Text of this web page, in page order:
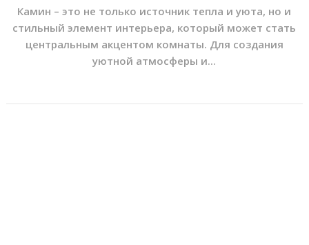
Камин – это не только источник тепла и уюта, но и
стильный элемент интерьера, который может стать
центральным акцентом комнаты. Для создания
уютной атмосферы и...